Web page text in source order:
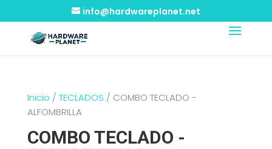
info@hardwareplanet.net
Inicio / TECLADOS / COMBO TECLADO -
ALFOMBRILLA
COMBO TECLADO -